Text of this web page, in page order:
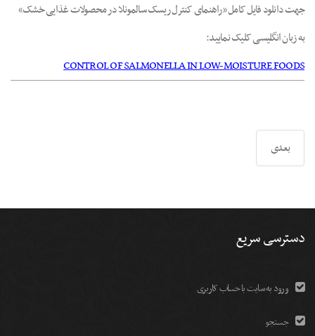
جهت دانلود فایل کامل «راهنمای کنترل ریسک سالمونلا در محصولات غذایی خشک»
به زبان انگلیسی کلیک نمایید:
CONTROL OF SALMONELLA IN LOW-MOISTURE FOODS
بعدی
دسترسی سریع
ورود به سایت با حساب کاربری
جستجو